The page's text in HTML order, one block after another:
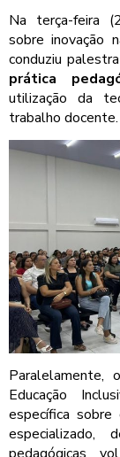
Na terça-feira
sobre inovação
conduziu
prática
utilização da
trabalho docente.
Paralelamente,
Educação
específica
especializado,